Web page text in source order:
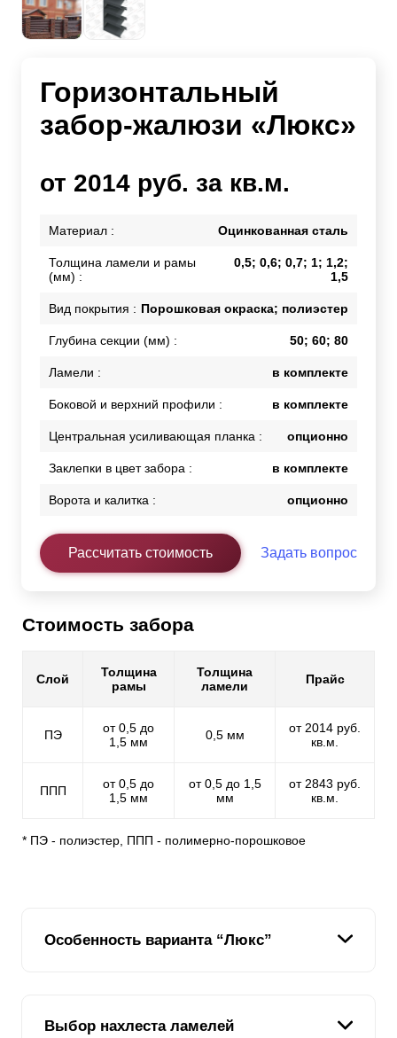
Горизонтальный
забор-жалюзи «Люкс»
от 2014 руб. за кв.м.
Материал : Оцинкованная сталь
Толщина ламели и рамы
(мм) :
0,5; 0,6; 0,7; 1; 1,2;
1,5
Вид покрытия : Порошковая окраска; полиэстер
Глубина секции (мм) : 50; 60; 80
Ламели : в комплекте
Боковой и верхний профили : в комплекте
Центральная усиливающая планка : опционно
Заклепки в цвет забора : в комплекте
Ворота и калитка : опционно
Рассчитать стоимость Задать вопрос
Стоимость забора
Слой
Толщина
рамы
Толщина
ламели
Прайс
ПЭ
от 0,5 до
1,5 мм
0,5 мм
от 2014 руб.
кв.м.
ППП
от 0,5 до
1,5 мм
от 0,5 до 1,5
мм
от 2843 руб.
кв.м.
* ПЭ - полиэстер, ППП - полимерно-порошковое
Особенность варианта “Люкс”
В отличие от предыдущих версий, которые
Выбор нахлеста ламелей